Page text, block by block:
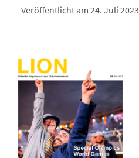
Veröffentlicht am 24. Juli 2023